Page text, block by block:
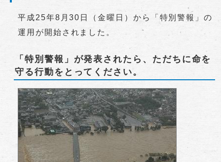
平成25年8月30日（金曜日）から「特別警報」の
運用が開始されました。
「特別警報」が発表されたら、ただちに命を
守る行動をとってください。